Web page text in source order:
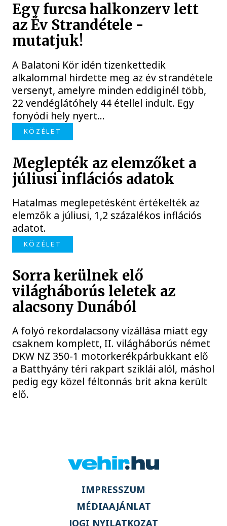
Egy furcsa halkonzerv lett
az Év Strandétele -
mutatjuk!
A Balatoni Kör idén tizenkettedik
alkalommal hirdette meg az év strandétele
versenyt, amelyre minden eddiginél több,
22 vendéglátóhely 44 étellel indult. Egy
fonyódi hely nyert...
KÖZÉLET
Meglepték az elemzőket a
júliusi inflációs adatok
Hatalmas meglepetésként értékelték az
elemzők a júliusi, 1,2 százalékos inflációs
adatot.
KÖZÉLET
Sorra kerülnek elő
világháborús leletek az
alacsony Dunából
A folyó rekordalacsony vízállása miatt egy
csaknem komplett, II. világháborús német
DKW NZ 350-1 motorkerékpárbukkant elő
a Batthyány téri rakpart sziklái alól, máshol
pedig egy közel féltonnás brit akna került
elő.
IMPRESSZUM
MÉDIAAJÁNLAT
JOGI NYILATKOZAT